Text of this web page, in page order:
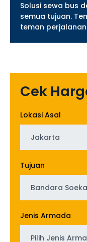
Solusi sewa bus
semua tujuan.
teman
Cek
Lokasi Asal
Jakarta
Tujuan
Bandara
Jenis Armada
Pilih Jenis